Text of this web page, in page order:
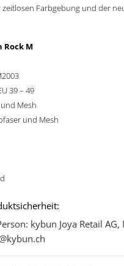
Farbgebung und der
Rock M
39 – 49
Mesh
und Mesh
kybun Joya Retail